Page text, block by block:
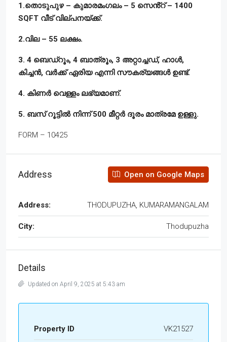
1.തൊടുപുഴ – കുമാരമംഗലം – 5 സെൻ്റ് – 1400
SQFT വീട് വില്പനയ്ക്ക്.
2.വില – 55 ലക്ഷം.
3. 4 ബെഡ്‌റൂം, 4 ബാത്രൂം, 3 അറ്റാച്ചഡ്, ഹാൾ,
കിച്ചൻ, വർക്ക് ഏരിയ എന്നി സൗകര്യങ്ങൾ ഉണ്ട്.
4. കിണർ വെള്ളം ലഭ്യമാണ്.
5. ബസ് റൂട്ടിൽ നിന്ന് 500 മീറ്റർ ദൂരം മാത്രമേ ഉള്ളു.
FORM – 10425
Address Open on Google Maps
Address: THODUPUZHA, KUMARAMANGALAM
City: Thodupuzha
Details
Updated on April 9, 2025 at 5:43 am
Property ID VK21527